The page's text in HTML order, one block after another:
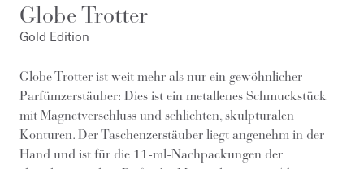
Globe Trotter
Gold Edition
Globe Trotter ist weit mehr als nur ein gewöhnlicher
Parfümzerstäuber: Dies ist ein metallenes Schmuckstück
mit Magnetverschluss und schlichten, skulpturalen
Konturen. Der Taschenzerstäuber liegt angenehm in der
Hand und ist für die 11-ml-Nachpackungen der